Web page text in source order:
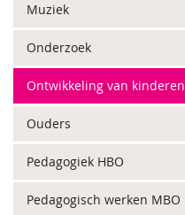
Muziek
Onderzoek
Ontwikkeling van kinderen
Ouders
Pedagogiek HBO
Pedagogisch werken MBO